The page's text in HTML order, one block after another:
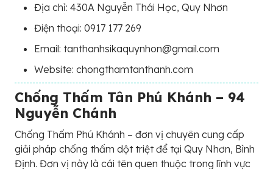
Địa chỉ: 430A Nguyễn Thái Học, Quy Nhơn
Điện thoại: 0917 177 269
Email: tanthanhsikaquynhon@gmail.com
Website: chongthamtanthanh.com
Chống Thấm Tân Phú Khánh – 94
Nguyễn Chánh
Chống Thấm Phú Khánh – đơn vị chuyên cung cấp
giải pháp chống thấm dột triệt để tại Quy Nhơn, Bình
Định. Đơn vị này là cái tên quen thuộc trong lĩnh vực